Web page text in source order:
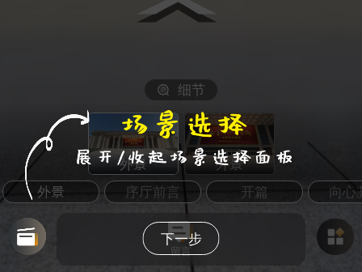
外景
外景
外景
序厅前言 开篇 向心
细节
留言
下一步